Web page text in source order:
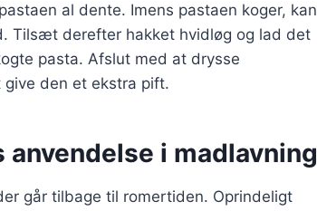
al dente. Imens pastaen koger, kan
Tilsæt derefter hakket hvidløg og lad det
pasta. Afslut med at drysse
den et ekstra pift.
i madlavning
går tilbage til romertiden. Oprindeligt